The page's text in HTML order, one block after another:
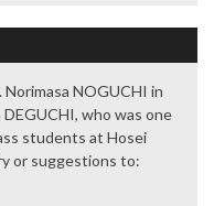
NOGUCHI in
who was one
students at Hosei
or suggestions to: